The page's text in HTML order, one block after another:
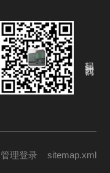
管理登录 sitemap.xml